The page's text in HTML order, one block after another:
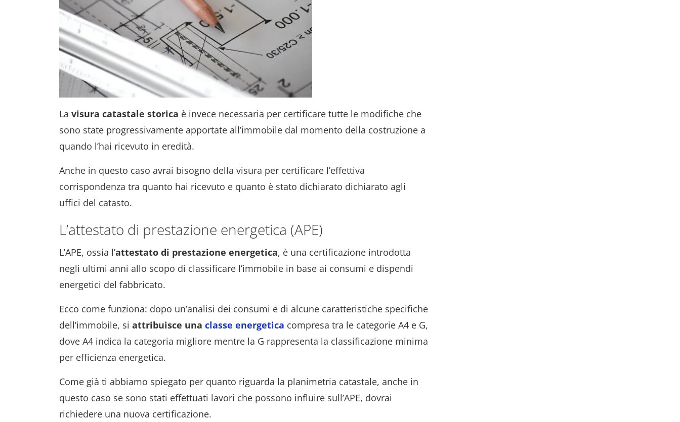
La visura catastale storica è invece necessaria per certificare tutte le modifiche che
sono state progressivamente apportate all’immobile dal momento della costruzione a
quando l’hai ricevuto in eredità.
Anche in questo caso avrai bisogno della visura per certificare l’effettiva
corrispondenza tra quanto hai ricevuto e quanto è stato dichiarato dichiarato agli
uffici del catasto.
L’attestato di prestazione energetica (APE)
L’APE, ossia l’attestato di prestazione energetica, è una certificazione introdotta
negli ultimi anni allo scopo di classificare l’immobile in base ai consumi e dispendi
energetici del fabbricato.
Ecco come funziona: dopo un’analisi dei consumi e di alcune caratteristiche specifiche
dell’immobile, si attribuisce una classe energetica compresa tra le categorie A4 e G,
dove A4 indica la categoria migliore mentre la G rappresenta la classificazione minima
per efficienza energetica.
Come già ti abbiamo spiegato per quanto riguarda la planimetria catastale, anche in
questo caso se sono stati effettuati lavori che possono influire sull’APE, dovrai
richiedere una nuova certificazione.